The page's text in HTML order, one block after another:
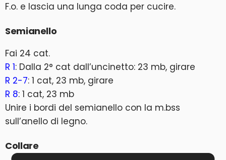
F.o. e lascia una lunga coda per cucire.
Semianello
Fai 24 cat.
R 1: Dalla 2° cat dall’uncinetto: 23 mb, girare
R 2-7: 1 cat, 23 mb, girare
R 8: 1 cat, 23 mb
Unire i bordi del semianello con la m.bss
sull’anello di legno.
Collare